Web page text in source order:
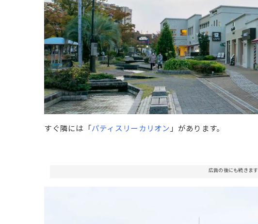
すぐ隣には「パティスリーカリオン 」があります。
広告の後にも続きます